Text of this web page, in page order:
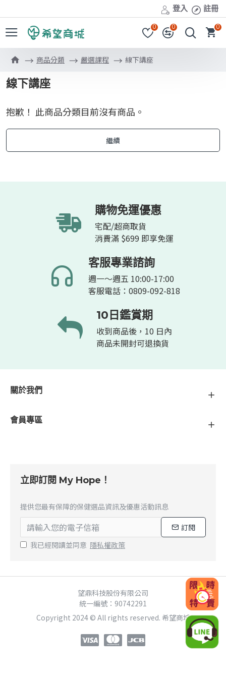
登入 註冊
0 0 0
商品分類 嚴選課程 線下講座
線下講座
抱歉！ 此商品分類目前沒有商品。
繼續
購物免運優惠
宅配/超商取貨
消費滿 $699 即享免運
客服專業諮詢
週一～週五 10:00-17:00
客服電話：0809-092-818
10日鑑賞期
收到商品後，10 日內
商品未開封可退換貨
關於我們
會員專區
立即訂閱 My Hope！
提供您最有保障的保健選品資訊及優惠活動訊息
訂閱
我已經閱讀並同意 隱私權政策
望鼎科技股份有限公司
統一編號：90742291
Copyright 2024 © All rights reserved. 希望商城